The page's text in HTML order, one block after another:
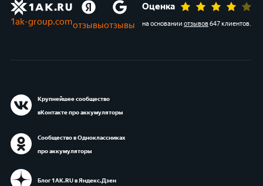
1ak-group.comотзывыотзывы
Оценка
на основании отзывов647 клиентов.
Крупнейшее сообщество
вКонтакте про аккумуляторы
Сообщество в Одноклассниках
про аккумуляторы
Блог 1АК.RU в Яндекс.Дзен